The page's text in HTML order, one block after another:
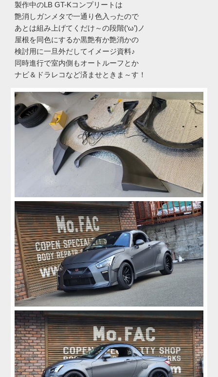
製作中のLB GT-Kコンプリートは
艶消しガンメタで一通り色入ったので
あとは組み上げてくだけ～の段階(‘ω’)ノ
屋根を同色にするか黒艶有か艶消かの
検討用に一旦外だしてイメージ資料♪
同時進行で室内側もオートルーフとか
ナビ＆ドラレコなど済ませときま～す！